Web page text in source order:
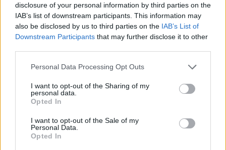
disclosure of your personal information by third parties on the
IAB’s list of downstream participants. This information may
also be disclosed by us to third parties on the IAB’s List of
Downstream Participants that may further disclose it to other
Personal Data Processing Opt Outs
I want to opt-out of the Sharing of my
personal data.
Opted In
I want to opt-out of the Sale of my
Personal Data.
Opted In